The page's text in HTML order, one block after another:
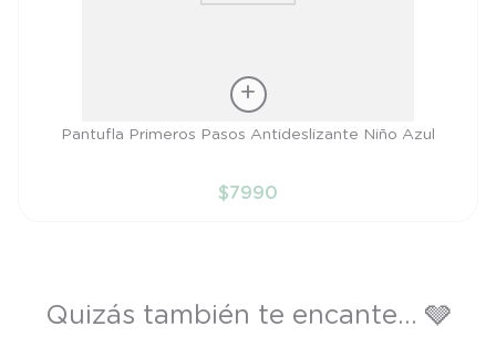
TallaPantufla Primeros Pasos Antideslizante Niño Azul
$7990
Quizás también te encante... 🩶